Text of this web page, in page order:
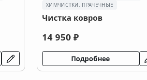
ХИМЧИСТКИ, ПРАЧЕЧНЫЕ
Чистка ковров
14 950 ₽
Подробнее